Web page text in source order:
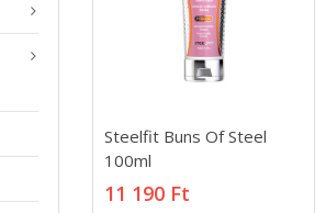
Steelfit Buns Of Steel
100ml
11 190 Ft
Steelfit Buns Of Steel
100ml
11 190 Ft